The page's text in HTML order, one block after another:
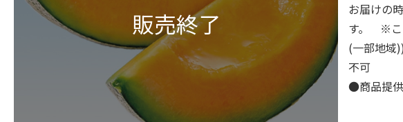
お届けの
す。 ※こ
(一部地
不可
●商品提